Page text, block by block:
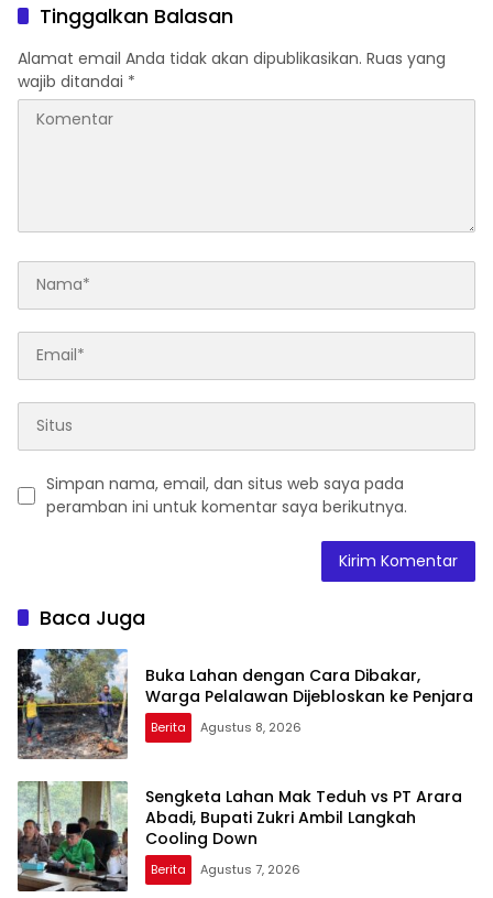
Tinggalkan Balasan
Alamat email Anda tidak akan dipublikasikan. Ruas yang
wajib ditandai *
Simpan nama, email, dan situs web saya pada
peramban ini untuk komentar saya berikutnya.
Baca Juga
Buka Lahan dengan Cara Dibakar,
Warga Pelalawan Dijebloskan ke Penjara
Berita Agustus 8, 2026
Sengketa Lahan Mak Teduh vs PT Arara
Abadi, Bupati Zukri Ambil Langkah
Cooling Down
Berita Agustus 7, 2026